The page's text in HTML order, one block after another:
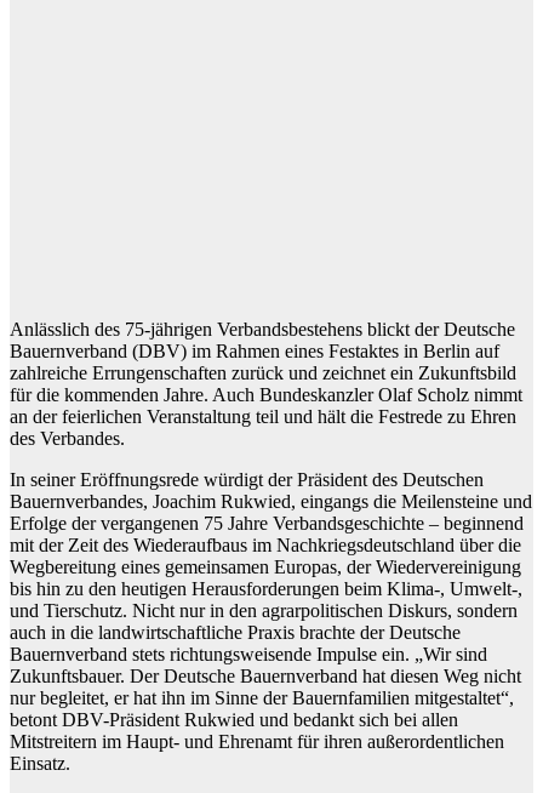
Anlässlich des 75-jährigen Verbandsbestehens blickt der Deutsche
Bauernverband (DBV) im Rahmen eines Festaktes in Berlin auf
zahlreiche Errungenschaften zurück und zeichnet ein Zukunftsbild
für die kommenden Jahre. Auch Bundeskanzler Olaf Scholz nimmt
an der feierlichen Veranstaltung teil und hält die Festrede zu Ehren
des Verbandes.
In seiner Eröffnungsrede würdigt der Präsident des Deutschen
Bauernverbandes, Joachim Rukwied, eingangs die Meilensteine und
Erfolge der vergangenen 75 Jahre Verbandsgeschichte – beginnend
mit der Zeit des Wiederaufbaus im Nachkriegsdeutschland über die
Wegbereitung eines gemeinsamen Europas, der Wiedervereinigung
bis hin zu den heutigen Herausforderungen beim Klima-, Umwelt-,
und Tierschutz. Nicht nur in den agrarpolitischen Diskurs, sondern
auch in die landwirtschaftliche Praxis brachte der Deutsche
Bauernverband stets richtungsweisende Impulse ein. „Wir sind
Zukunftsbauer. Der Deutsche Bauernverband hat diesen Weg nicht
nur begleitet, er hat ihn im Sinne der Bauernfamilien mitgestaltet“,
betont DBV-Präsident Rukwied und bedankt sich bei allen
Mitstreitern im Haupt- und Ehrenamt für ihren außerordentlichen
Einsatz.